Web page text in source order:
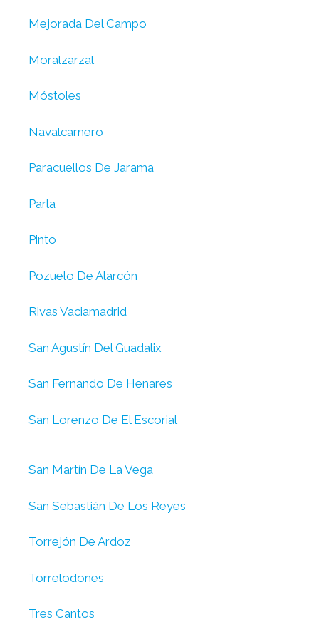
Mejorada Del Campo
Moralzarzal
Móstoles
Navalcarnero
Paracuellos De Jarama
Parla
Pinto
Pozuelo De Alarcón
Rivas Vaciamadrid
San Agustín Del Guadalix
San Fernando De Henares
San Lorenzo De El Escorial
San Martín De La Vega
San Sebastián De Los Reyes
Torrejón De Ardoz
Torrelodones
Tres Cantos